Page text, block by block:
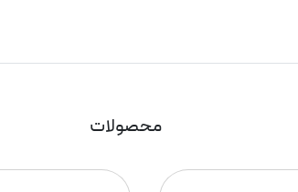
محصولات